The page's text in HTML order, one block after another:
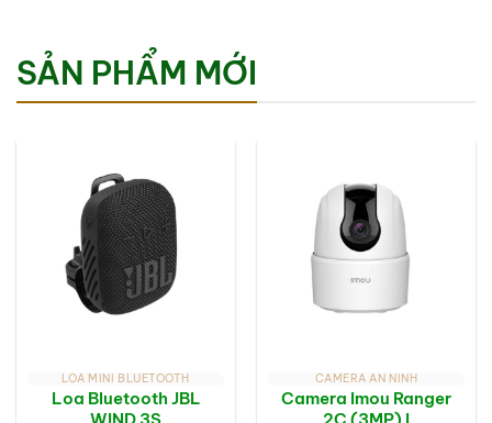
SẢN PHẨM MỚI
LOA MINI BLUETOOTH
Loa Bluetooth JBL
CAMERA AN NINH
Camera Imou Ranger